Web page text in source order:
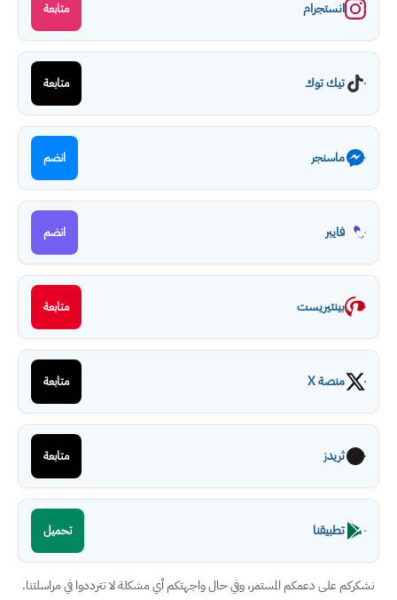
انستجرام متابعة
تيك توك متابعة
ماسنجر انضم
فايبر انضم
بينتيريست متابعة
منصة X متابعة
ثريدز متابعة
تطبيقنا تحميل
نشكركم على دعمكم المستمر، وفي حال واجهتكم أي مشكلة لا تترددوا في مراسلتنا.